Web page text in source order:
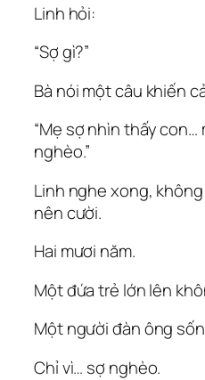
Linh hỏi:
“Sợ gì?”
Bà nói một câu khiến
“Mẹ sợ nhìn thấy con…
nghèo.”
Linh nghe xong,
nên cười.
Hai mươi năm.
Một đứa trẻ lớn lên
Một người đàn ông
Chỉ vì… sợ nghèo.